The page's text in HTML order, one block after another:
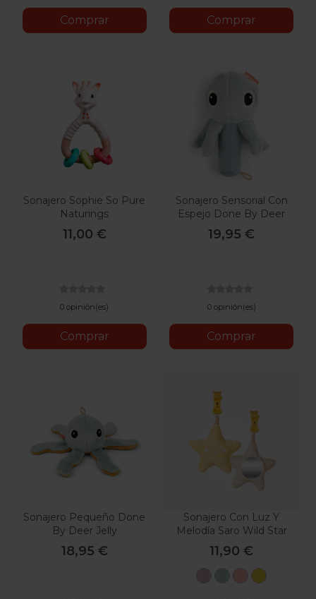
Comprar Comprar
Sonajero Sophie So Pure
Naturings
11,00 €
0 opinión(es)
Comprar
Sonajero Sensorial Con
Espejo Done By Deer
Jelly
19,95 €
0 opinión(es)
Comprar
Sonajero Pequeño Done
By Deer Jelly
18,95 €
Sonajero Con Luz Y
Melodía Saro Wild Star
11,90 €
MentaSalmón